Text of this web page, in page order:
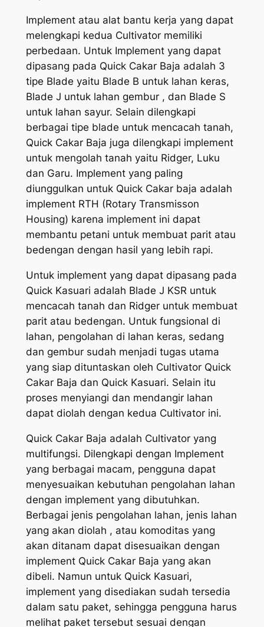
Implement atau alat bantu kerja yang dapat
melengkapi kedua Cultivator memiliki
perbedaan. Untuk Implement yang dapat
dipasang pada Quick Cakar Baja adalah 3
tipe Blade yaitu Blade B untuk lahan keras,
Blade J untuk lahan gembur , dan Blade S
untuk lahan sayur. Selain dilengkapi
berbagai tipe blade untuk mencacah tanah,
Quick Cakar Baja juga dilengkapi implement
untuk mengolah tanah yaitu Ridger, Luku
dan Garu. Implement yang paling
diunggulkan untuk Quick Cakar baja adalah
implement RTH (Rotary Transmisson
Housing) karena implement ini dapat
membantu petani untuk membuat parit atau
bedengan dengan hasil yang lebih rapi.
Untuk implement yang dapat dipasang pada
Quick Kasuari adalah Blade J KSR untuk
mencacah tanah dan Ridger untuk membuat
parit atau bedengan. Untuk fungsional di
lahan, pengolahan di lahan keras, sedang
dan gembur sudah menjadi tugas utama
yang siap dituntaskan oleh Cultivator Quick
Cakar Baja dan Quick Kasuari. Selain itu
proses menyiangi dan mendangir lahan
dapat diolah dengan kedua Cultivator ini.
Quick Cakar Baja adalah Cultivator yang
multifungsi. Dilengkapi dengan Implement
yang berbagai macam, pengguna dapat
menyesuaikan kebutuhan pengolahan lahan
dengan implement yang dibutuhkan.
Berbagai jenis pengolahan lahan, jenis lahan
yang akan diolah , atau komoditas yang
akan ditanam dapat disesuaikan dengan
implement Quick Cakar Baja yang akan
dibeli. Namun untuk Quick Kasuari,
implement yang disediakan sudah tersedia
dalam satu paket, sehingga pengguna harus
melihat paket tersebut sesuai dengan